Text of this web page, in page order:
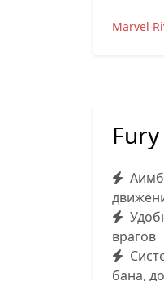
Marvel
врагов
бана,